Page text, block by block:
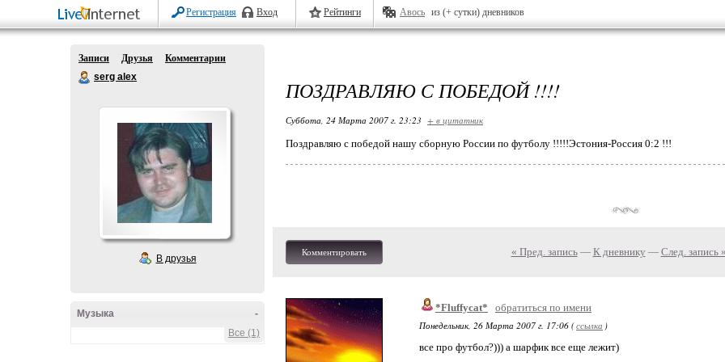
Регистрация Вход Рейтинги Авось из (+ сутки) дневников
Записи Друзья
Комментарии
serg alex
В друзья
-
Музыка
Все (1)
ПОЗДРАВЛЯЮ С ПОБЕДОЙ !!!!
Суббота, 24 Марта 2007 г. 23:23 + в цитатник
Поздравляю с победой нашу сборную России по футболу !!!!!Эстония-Россия 0:2 !!!
Комментировать « Пред. запись— К дневнику — След. запись
*Fluffycat*
обратиться по имени
Понедельник, 26 Марта 2007 г. 17:06 (ссылка )
все про футбол?))) а шарфик все еще лежит)